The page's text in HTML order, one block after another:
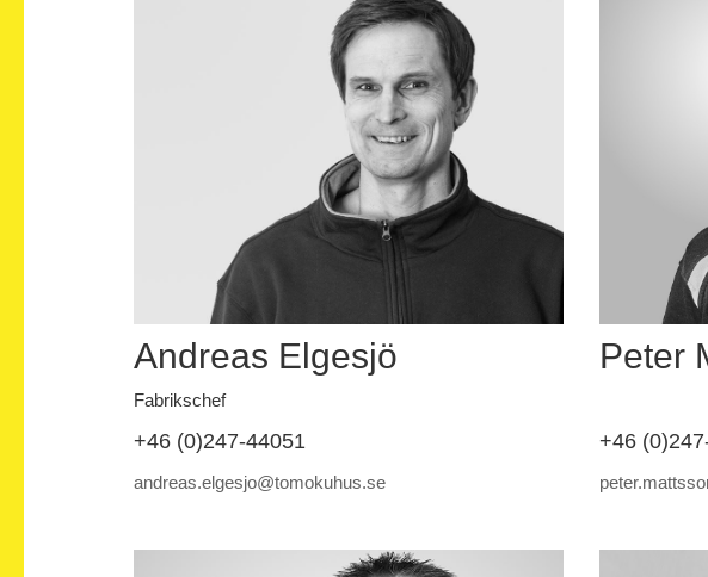
Andreas Elgesjö
Fabrikschef
+46 (0)247-44051
andreas.elgesjo@tomokuhus.se
Peter
+46